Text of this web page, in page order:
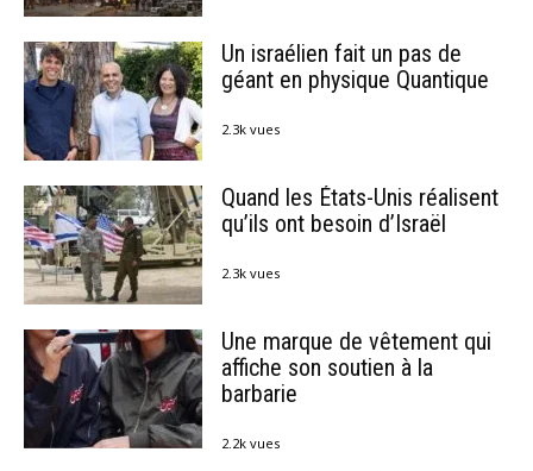
Un israélien fait un pas de
géant en physique Quantique
2.3k vues
Quand les États-Unis réalisent
qu’ils ont besoin d’Israël
2.3k vues
Une marque de vêtement qui
affiche son soutien à la
barbarie
2.2k vues